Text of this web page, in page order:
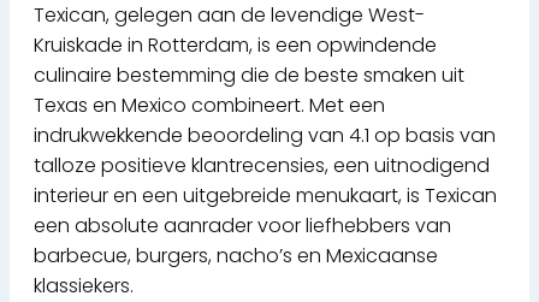
Texican, gelegen aan de levendige West-
Kruiskade in Rotterdam, is een opwindende
culinaire bestemming die de beste smaken uit
Texas en Mexico combineert. Met een
indrukwekkende beoordeling van 4.1 op basis van
talloze positieve klantrecensies, een uitnodigend
interieur en een uitgebreide menukaart, is Texican
een absolute aanrader voor liefhebbers van
barbecue, burgers, nacho’s en Mexicaanse
klassiekers.